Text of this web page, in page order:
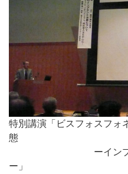
特別講演「ビスフォスフォ
態
ーインプラント
ー」